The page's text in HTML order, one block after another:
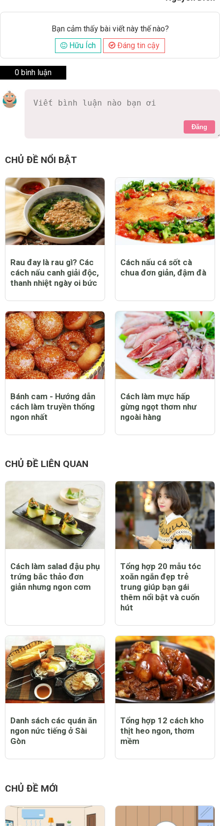
Bạn cảm thấy bài viết này thế nào?
Hữu Ích
Đáng tin cậy
0 bình luận
Đăng
CHỦ ĐỀ NỔI BẬT
Rau đay là rau gì? Các
cách nấu canh giải độc,
thanh nhiệt ngày oi bức
Cách nấu cá sốt cà
chua đơn giản, đậm đà
Bánh cam - Hướng dẫn
cách làm truyền thống
ngon nhất
Cách làm mực hấp
gừng ngọt thơm như
ngoài hàng
CHỦ ĐỀ LIÊN QUAN
Cách làm salad đậu phụ
trứng bắc thảo đơn
giản nhưng ngon cơm
Tổng hợp 20 mẫu tóc
xoăn ngắn đẹp trẻ
trung giúp bạn gái
thêm nổi bật và cuốn
hút
Danh sách các quán ăn
ngon nức tiếng ở Sài
Gòn
Tổng hợp 12 cách kho
thịt heo ngon, thơm
mềm
CHỦ ĐỀ MỚI